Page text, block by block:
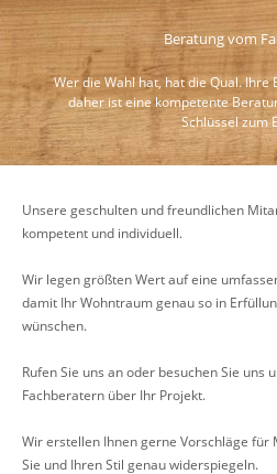
Beratung vom
Wer die Wahl hat, hat die Qual. Ihre
daher ist eine kompetente
Schlüssel zum
Unsere geschulten und freundlichen
kompetent und individuell.
Wir legen größten Wert auf eine
damit Ihr Wohntraum genau so in
wünschen.
Rufen Sie uns an oder besuchen Sie uns
Fachberatern über Ihr Projekt.
Wir erstellen Ihnen gerne Vorschläge für
Sie und Ihren Stil genau widerspiegeln.